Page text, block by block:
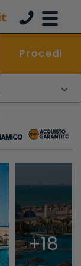
+18
Procedi